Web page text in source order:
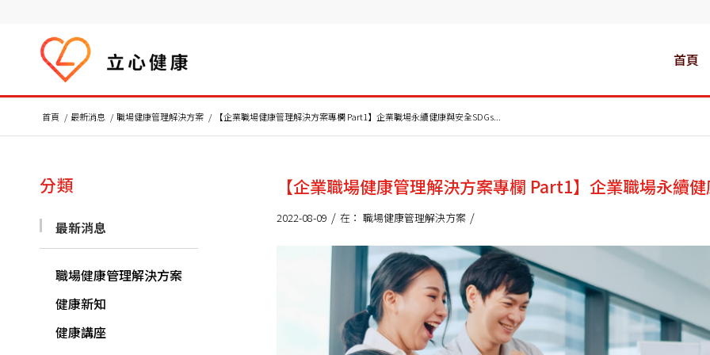
首頁
首頁 / 最新消息 / 職場健康管理解決方案 / 【企業職場健康管理解決方案專欄 Part1】企業職場永續健康與安全SDGs...
【企業職場健康管理解決方案專欄 Part1】企業職場永續
2022-08-09 / 在： 職場健康管理解決方案 /
分類
最新消息
職場健康管理解決方案
健康新知
健康講座